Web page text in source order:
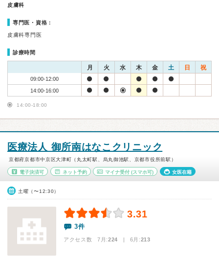
皮膚科
専門医・資格：
皮膚科専門医
診療時間
月 火 水 木 金 土 日 祝
09:00-12:00
14:00-16:00
14:00-18:00
医療法人 御所南はなこクリニック
京都府京都市中京区大津町（丸太町駅、烏丸御池駅、京都市役所前駅）
電子決済可 ネット予約 マイナ受付 (スマホ可) 女医在籍
土曜（〜12:30）
3.31
3件
アクセス数 7月:224 | 6月:213